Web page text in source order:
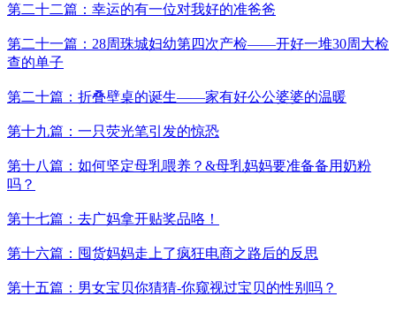
第二十二篇：幸运的有一位对我好的准爸爸
第二十一篇：28周珠城妇幼第四次产检——开好一堆30周大检
查的单子
第二十篇：折叠壁桌的诞生——家有好公公婆婆的温暖
第十九篇：一只荧光笔引发的惊恐
第十八篇：如何坚定母乳喂养？&母乳妈妈要准备备用奶粉
吗？
第十七篇：去广妈拿开贴奖品咯！
第十六篇：囤货妈妈走上了疯狂电商之路后的反思
第十五篇：男女宝贝你猜猜-你窥视过宝贝的性别吗？